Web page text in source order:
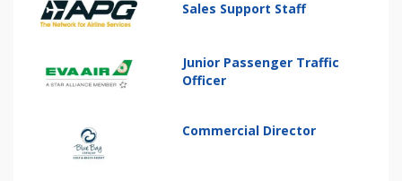
Sales Support Staff
Junior Passenger Traffic
Officer
Commercial Director